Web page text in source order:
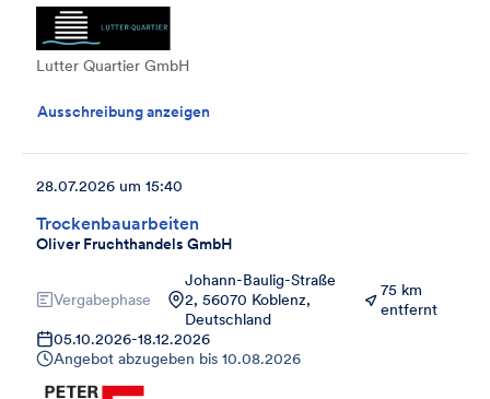
Lutter Quartier GmbH
Ausschreibung anzeigen
Trockenbauarbeiten
Oliver Fruchthandels GmbH
28.07.2026 um 15:40
Vergabephase
Johann-Baulig-Straße
2, 56070 Koblenz,
Deutschland
75 km
entfernt
05.10.2026-18.12.2026
Angebot abzugeben bis 10.08.2026